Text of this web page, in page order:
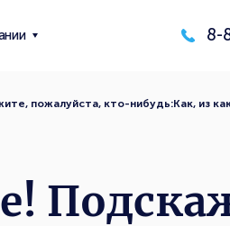
8-
пожалуйста, кто-нибудь:Как, из